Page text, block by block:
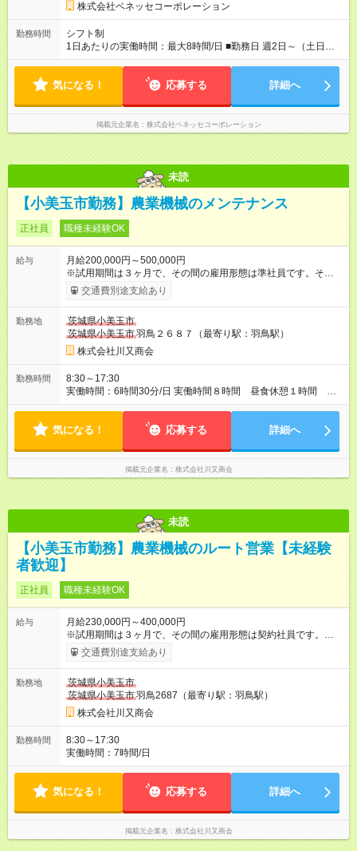
株式会社ベネッセコーポレーション
勤務時間
シフト制
1日あたりの実働時間：最大8時間/日 ■勤務日 週2日～（土日祝
休み） ■勤務時間 学校滞在：8:30※～17:30の間の連続した8時
※勤務時間が8:30～の場合、朝8時半から学校で就業できること
気になる！ 応募する 詳細へ
掲載元企業名 株式会社ベネッセコーポレーション
未読
【小美玉市勤務】農業機械のメンテナンス
正社員 職種未経験OK
給与
月給200,000円～500,000円
※試用期間は３ヶ月で、その間の雇用形態は準社員です。そのほ
かの条件に変更はありません。 【試用期間】試用期間あり 試用
期間の長さ：3ヶ月 雇用形態、給与は本採用時と同じです。
交通費別途支給あり
勤務地
茨城県小美玉市
茨城県小美玉市羽鳥２６８７（最寄り駅：羽鳥駅）
株式会社川又商会
勤務時間
8:30～17:30
実働時間：6時間30分/日 実働時間８時間 昼食休憩１時間 そ
の他休憩１５分 ２回
気になる！ 応募する 詳細へ
掲載元企業名 株式会社川又商会
未読
【小美玉市勤務】農業機械のルート営業【未経験
者歓迎】
正社員 職種未経験OK
給与
月給230,000円～400,000円
※試用期間は３ヶ月で、その間の雇用形態は契約社員です。その
ほかの条件に変更はありません。 【試用期間】試用期間あり 試
用期間の長さ：3ヶ月 ※ 雇用形態と給与に、本採用時と異なる部
時と同じです。
交通費別途支給あり
勤務地
茨城県小美玉市
茨城県小美玉市羽鳥2687（最寄り駅：羽鳥駅）
株式会社川又商会
勤務時間
8:30～17:30
実働時間：7時間/日
気になる！ 応募する 詳細へ
掲載元企業名 株式会社川又商会